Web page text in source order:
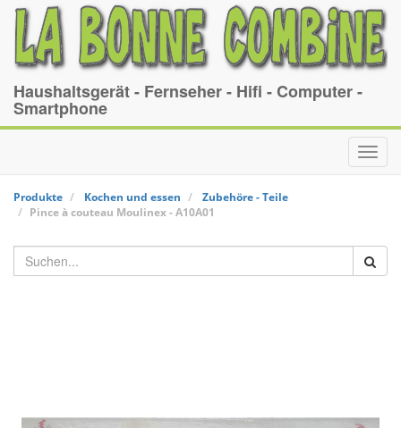
Haushaltsgerät - Fernseher - Hifi - Computer -
Smartphone
Produkte Kochen und essen
Zubehöre - Teile
Pince à couteau Moulinex-A10A01